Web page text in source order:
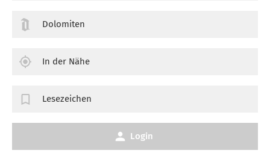
Dolomiten
In der Nähe
Lesezeichen
Login